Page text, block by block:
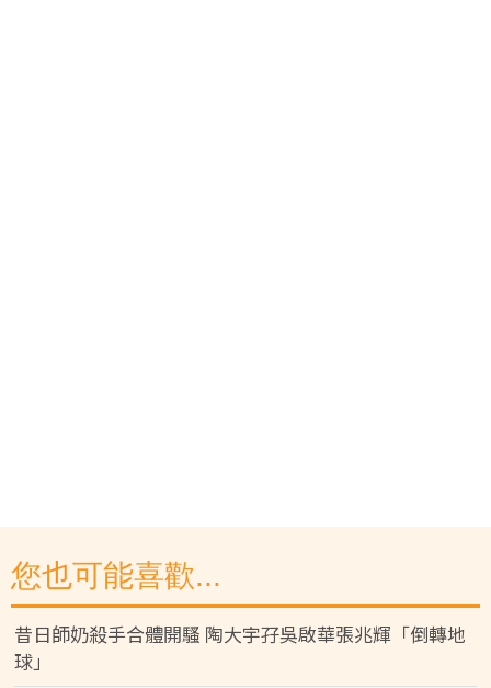
您也可能喜歡...
昔日師奶殺手合體開騷 陶大宇孖吳啟華張兆輝「倒轉地
球」